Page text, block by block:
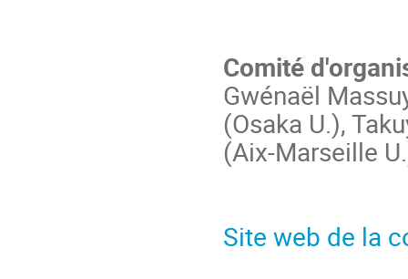
Comité
Gwénaël
(Osaka U.),
(Aix-Marseille
Site web de la